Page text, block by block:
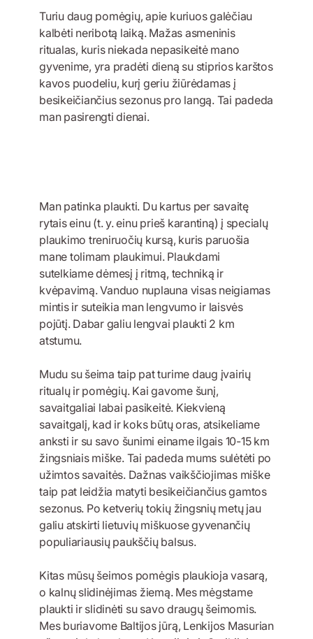
Turiu daug pomėgių, apie kuriuos galėčiau
kalbėti neribotą laiką. Mažas asmeninis
ritualas, kuris niekada nepasikeitė mano
gyvenime, yra pradėti dieną su stiprios karštos
kavos puodeliu, kurį geriu žiūrėdamas į
besikeičiančius sezonus pro langą. Tai padeda
man pasirengti dienai.
Man patinka plaukti. Du kartus per savaitę
rytais einu (t. y. einu prieš karantiną) į specialų
plaukimo treniruočių kursą, kuris paruošia
mane tolimam plaukimui. Plaukdami
sutelkiame dėmesį į ritmą, techniką ir
kvėpavimą. Vanduo nuplauna visas neigiamas
mintis ir suteikia man lengvumo ir laisvės
pojūtį. Dabar galiu lengvai plaukti 2 km
atstumu.
Mudu su šeima taip pat turime daug įvairių
ritualų ir pomėgių. Kai gavome šunį,
savaitgaliai labai pasikeitė. Kiekvieną
savaitgalį, kad ir koks būtų oras, atsikeliame
anksti ir su savo šunimi einame ilgais 10-15 km
žingsniais miške. Tai padeda mums sulėtėti po
užimtos savaitės. Dažnas vaikščiojimas miške
taip pat leidžia matyti besikeičiančius gamtos
sezonus. Po ketverių tokių žingsnių metų jau
galiu atskirti lietuvių miškuose gyvenančių
populiariausių paukščių balsus.
Kitas mūsų šeimos pomėgis plaukioja vasarą,
o kalnų slidinėjimas žiemą. Mes mėgstame
plaukti ir slidinėti su savo draugų šeimomis.
Mes buriavome Baltijos jūrą, Lenkijos Masurian